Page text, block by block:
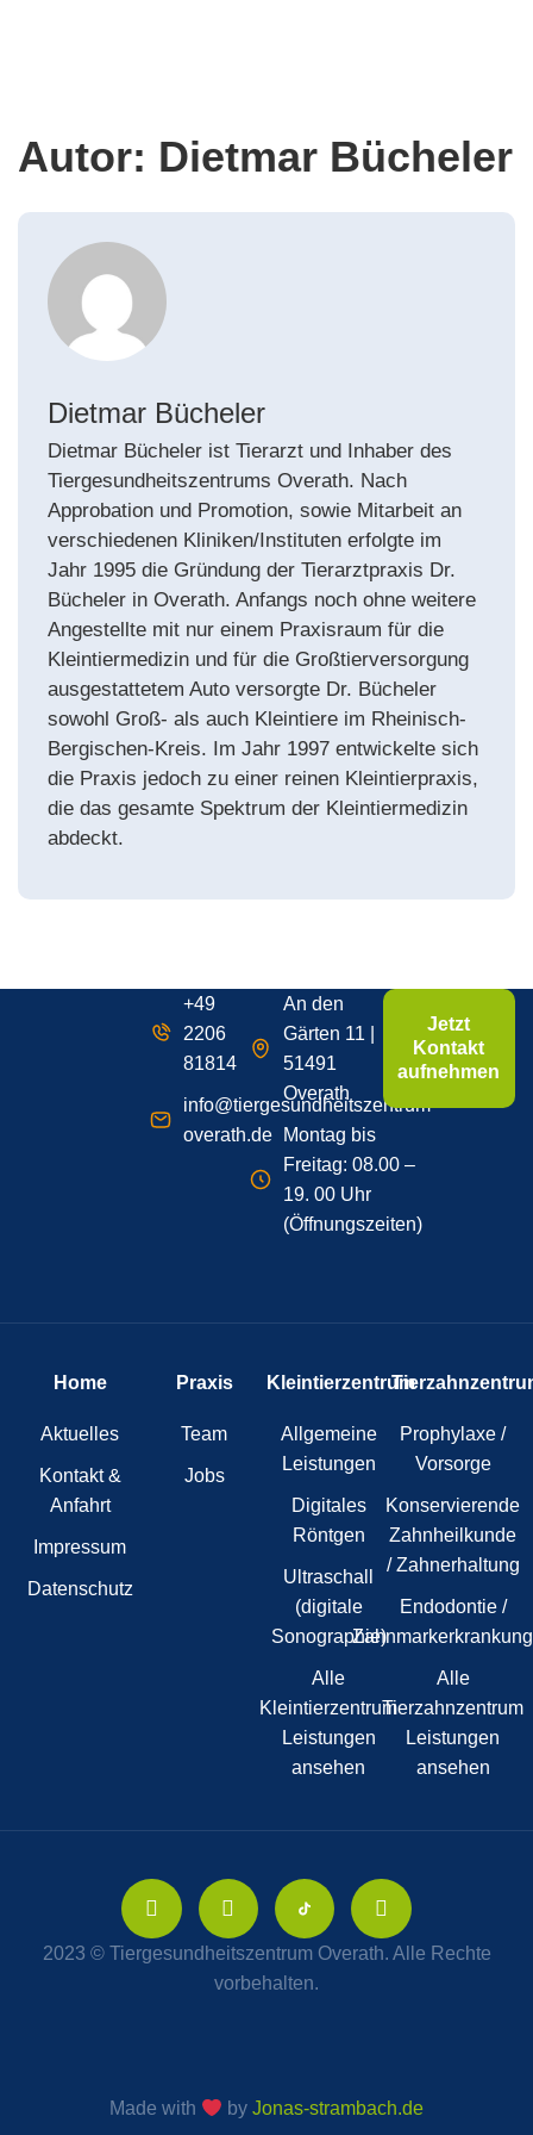
Autor: Dietmar Bücheler
Dietmar Bücheler
Dietmar Bücheler ist Tierarzt und Inhaber des
Tiergesundheitszentrums Overath. Nach
Approbation und Promotion, sowie Mitarbeit an
verschiedenen Kliniken/Instituten erfolgte im
Jahr 1995 die Gründung der Tierarztpraxis Dr.
Bücheler in Overath. Anfangs noch ohne weitere
Angestellte mit nur einem Praxisraum für die
Kleintiermedizin und für die Großtierversorgung
ausgestattetem Auto versorgte Dr. Bücheler
sowohl Groß- als auch Kleintiere im Rheinisch-
Bergischen-Kreis. Im Jahr 1997 entwickelte sich
die Praxis jedoch zu einer reinen Kleintierpraxis,
die das gesamte Spektrum der Kleintiermedizin
abdeckt.
+49
2206
81814
info@tiergesundheitszentrum-
overath.de
An den
Gärten 11 |
51491
Overath
Montag bis
Freitag: 08.00 –
19. 00 Uhr
(Öffnungszeiten)
Jetzt
Kontakt
aufnehmen
Home
Aktuelles
Kontakt &
Anfahrt
Impressum
Datenschutz
Praxis
Team
Jobs
Kleintierzentrum
Allgemeine
Leistungen
Digitales
Röntgen
Ultraschall
(digitale
Sonographie)
Alle
Kleintierzentrum
Leistungen
ansehen
Prophylaxe /
Vorsorge
Konservierende
Zahnheilkunde
/ Zahnerhaltung
Endodontie /
Alle
Tierzahnzentrum
Leistungen
ansehen
2023 © Tiergesundheitszentrum Overath. Alle Rechte
vorbehalten.
Made with byJonas-strambach.de